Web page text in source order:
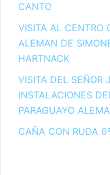
CANTO
VISITA AL CENTRO
ALEMAN DE
HARTNACK
VISITA DEL SEÑOR
INSTALACIONES
PARAGUAYO
CAÑA CON RUDA